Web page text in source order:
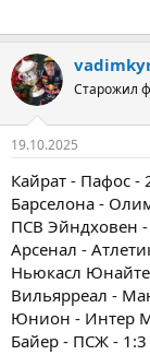
Старожил
19.10.2025
Кайрат - Пафос -
Барселона -
ПСВ Эйндховен
Арсенал -
Ньюкасл
Вильярреал -
Юнион - Интер
Байер - ПСЖ - 1:3